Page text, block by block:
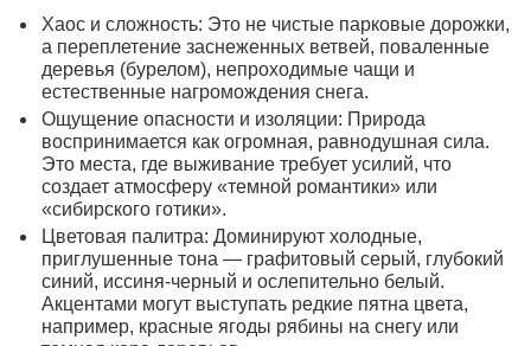
Хаос и сложность: Это не чистые парковые дорожки,
а переплетение заснеженных ветвей, поваленные
деревья (бурелом), непроходимые чащи и
естественные нагромождения снега.
Ощущение опасности и изоляции: Природа
воспринимается как огромная, равнодушная сила.
Это места, где выживание требует усилий, что
создает атмосферу «темной романтики» или
«сибирского готики».
Цветовая палитра: Доминируют холодные,
приглушенные тона — графитовый серый, глубокий
синий, иссиня-черный и ослепительно белый.
Акцентами могут выступать редкие пятна цвета,
например, красные ягоды рябины на снегу или